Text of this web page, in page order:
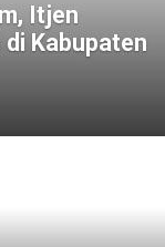
Itjen
Kabupaten